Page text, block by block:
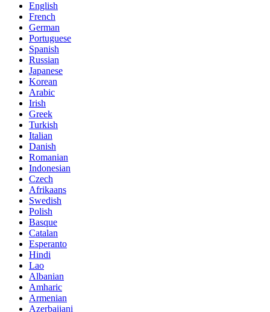
English
French
German
Portuguese
Spanish
Russian
Japanese
Korean
Arabic
Irish
Greek
Turkish
Italian
Danish
Romanian
Indonesian
Czech
Afrikaans
Swedish
Polish
Basque
Catalan
Esperanto
Hindi
Lao
Albanian
Amharic
Armenian
Azerbaijani